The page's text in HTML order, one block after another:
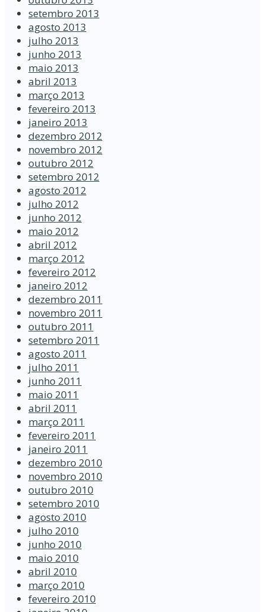
setembro 2013
agosto 2013
julho 2013
junho 2013
maio 2013
abril 2013
março 2013
fevereiro 2013
janeiro 2013
dezembro 2012
novembro 2012
outubro 2012
setembro 2012
agosto 2012
julho 2012
junho 2012
maio 2012
abril 2012
março 2012
fevereiro 2012
janeiro 2012
dezembro 2011
novembro 2011
outubro 2011
setembro 2011
agosto 2011
julho 2011
junho 2011
maio 2011
abril 2011
março 2011
fevereiro 2011
janeiro 2011
dezembro 2010
novembro 2010
outubro 2010
setembro 2010
agosto 2010
julho 2010
junho 2010
maio 2010
abril 2010
março 2010
fevereiro 2010